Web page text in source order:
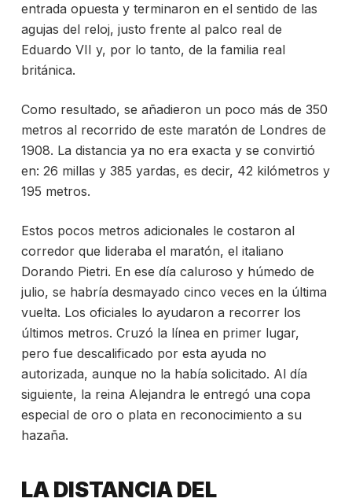
entrada opuesta y terminaron en el sentido de las
agujas del reloj, justo frente al palco real de
Eduardo VII y, por lo tanto, de la familia real
británica.
Como resultado, se añadieron un poco más de 350
metros al recorrido de este maratón de Londres de
1908. La distancia ya no era exacta y se convirtió
en: 26 millas y 385 yardas, es decir, 42 kilómetros y
195 metros.
Estos pocos metros adicionales le costaron al
corredor que lideraba el maratón, el italiano
Dorando Pietri. En ese día caluroso y húmedo de
julio, se habría desmayado cinco veces en la última
vuelta. Los oficiales lo ayudaron a recorrer los
últimos metros. Cruzó la línea en primer lugar,
pero fue descalificado por esta ayuda no
autorizada, aunque no la había solicitado. Al día
siguiente, la reina Alejandra le entregó una copa
especial de oro o plata en reconocimiento a su
hazaña.
LA DISTANCIA DEL